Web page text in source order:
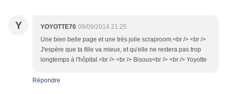
Y YOYOTTE70 09/09/2014 21:25
Une bien belle page et une très jolie scraproom.<br /> <br />
J'espère que ta fille va mieux, et qu'elle ne restera pas trop
longtemps à l'hôpital.<br /> <br /> Bisous<br /> <br /> Yoyotte
Répondre